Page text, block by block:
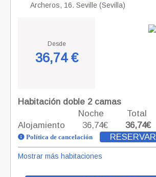
Archeros, 16. Seville (Sevilla)
Desde
36,74 €
Habitación doble 2 camas
Noche
Total
Alojamiento
36,74€
36,74€
RESERVAR
Política de cancelación
Mostrar más habitaciones